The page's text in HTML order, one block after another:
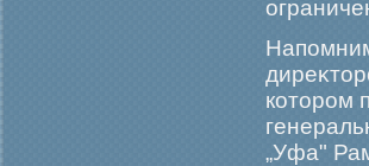
которοм
„Уфа"